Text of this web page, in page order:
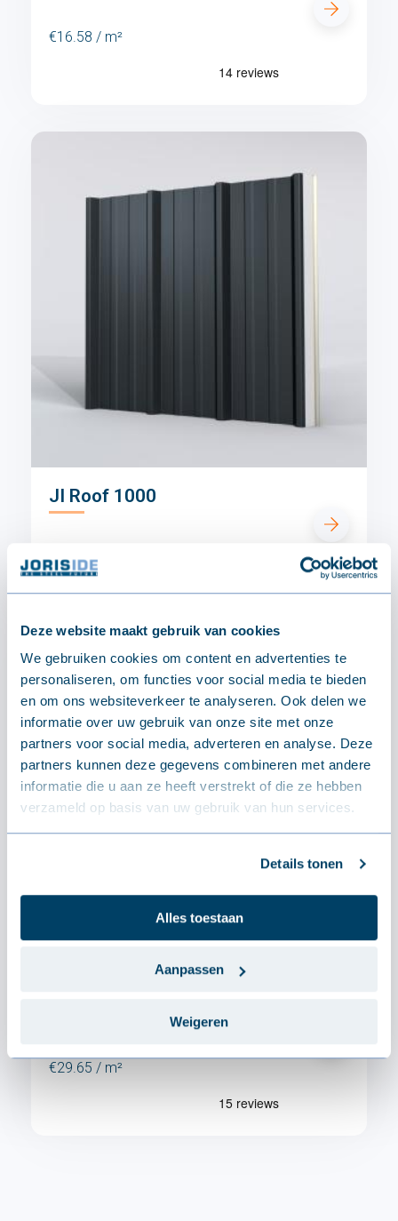
Deze website maakt gebruik van cookies
We gebruiken cookies om content en advertenties te
personaliseren, om functies voor social media te bieden
en om ons websiteverkeer te analyseren. Ook delen we
informatie over uw gebruik van onze site met onze
partners voor social media, adverteren en analyse. Deze
partners kunnen deze gegevens combineren met andere
informatie die u aan ze heeft verstrekt of die ze hebben
verzameld op basis van uw gebruik van hun services.
Details tonen
Alles toestaan
Aanpassen
Weigeren
€16.58 / m²
JI Roof 1000
JI Eco 1000 30-40
€29.65 / m²